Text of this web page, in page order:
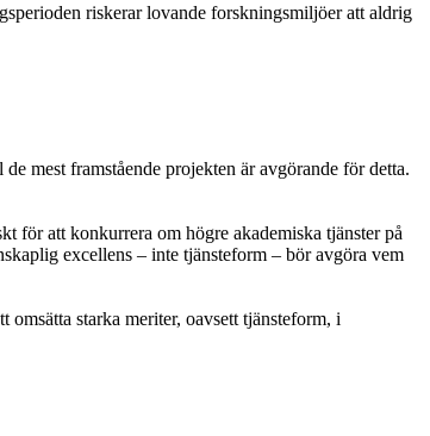
riskerar lovande forskningsmiljöer att aldrig
mest framstående projekten är avgörande för detta.
för att konkurrera om högre akademiska tjänster på
excellens – inte tjänsteform – bör avgöra vem
starka meriter, oavsett tjänsteform, i